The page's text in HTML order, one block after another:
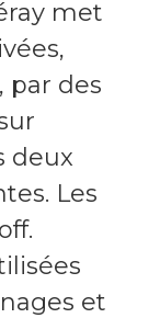
met
par des
deux
Les
et